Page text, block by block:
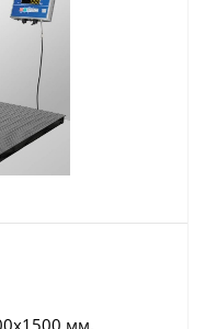
мм.